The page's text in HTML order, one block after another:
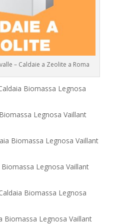
– Caldaie a Zeolite a Roma
Biomassa Legnosa
Legnosa Vaillant
Biomassa Legnosa Vaillant
Biomassa Legnosa Vaillant
Biomassa Legnosa
Biomassa Legnosa Vaillant